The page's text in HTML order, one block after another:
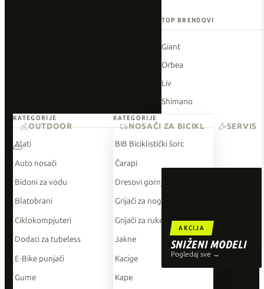
TOP BRENDOVI
Giant
Orbea
Liv
Shimano
O'Neal
AKCIJA
SNIŽENI MODELI
Pogledaj sve →
KATEGORIJE
Alati
Auto nosači
Bidoni za vodu
Blatobrani
Ciklokompjuteri
Dodaci za tubeless
E-Bike punjači
Gume
KATEGORIJE
BIB Biciklistički šorc
Čarapi
Dresovi gornji dio
Grijači za noge
Grijači za ruke
Jakne
Kacige
Kape
OUTDOOR NOSAČI ZA BICIKL SERVIS